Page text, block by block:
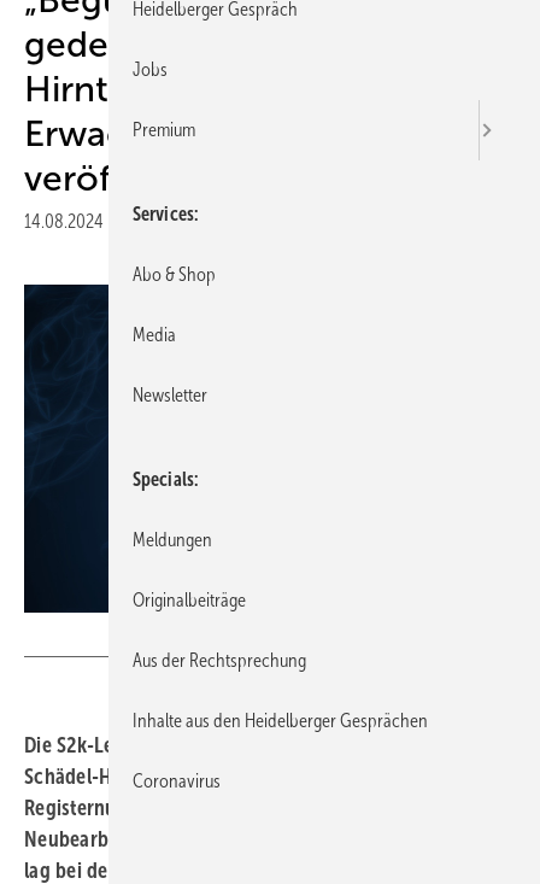
gedecktem Schädel-
Hirntrauma im
Erwachsenenalter“
veröffentlicht
14.08.2024 Druckvorschau
Die S2k-Leitlinie „Begutachtung nach gedecktem
Schädel-Hirntrauma im Erwachsenenalter“ (AWMF-
Registernummer 094-002) liegt aktuell in 3.
Neubearbeitung, Stand 31.7.2024, vor. Die Federführung
lag bei der Deutschen Gesellschaft für
Heidelberger Gespräch
Jobs
Premium
Services
Abo & Shop
Media
Newsletter
Specials
Meldungen
Originalbeiträge
Aus der Rechtsprechung
Inhalte aus den Heidelberger Gesprächen
Coronavirus